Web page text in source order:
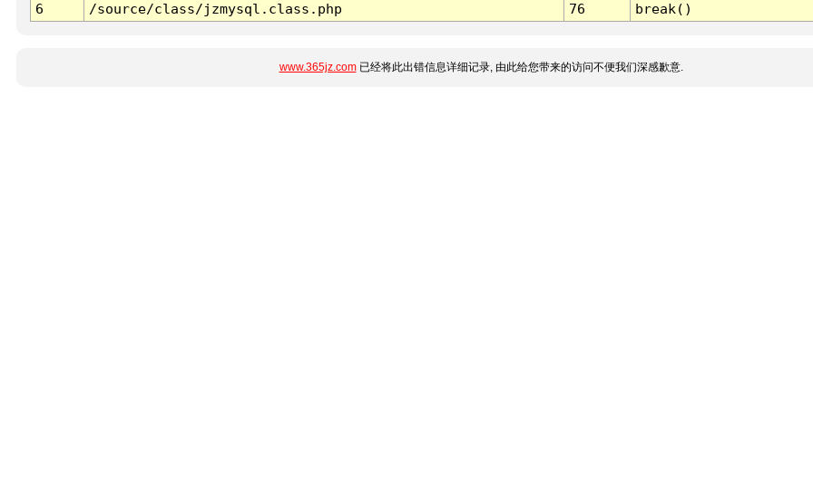
6
/source/class/jzmysql.class.php 76 break()
www.365jz.com已经将此出错信息详细记录, 由此给您带来的访问不便我们深感歉意.